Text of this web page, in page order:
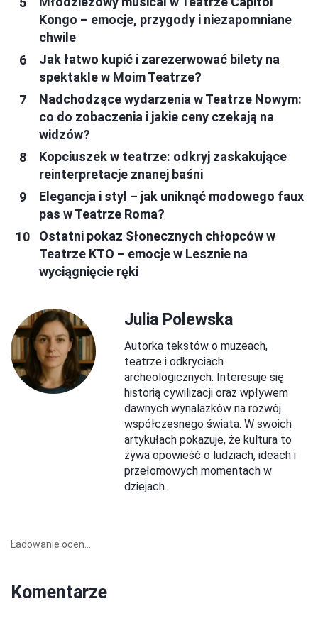
Kongo – emocje, przygody i niezapomniane
chwile
Jak łatwo kupić i zarezerwować bilety na
spektakle w Moim Teatrze?
Nadchodzące wydarzenia w Teatrze Nowym:
co do zobaczenia i jakie ceny czekają na
widzów?
Kopciuszek w teatrze: odkryj zaskakujące
reinterpretacje znanej baśni
Elegancja i styl – jak uniknąć modowego faux
pas w Teatrze Roma?
Ostatni pokaz Słonecznych chłopców w
Teatrze KTO – emocje w Lesznie na
wyciągnięcie ręki
Julia Polewska
Autorka tekstów o muzeach,
teatrze i odkryciach
archeologicznych. Interesuje się
historią cywilizacji oraz wpływem
dawnych wynalazków na rozwój
współczesnego świata. W swoich
artykułach pokazuje, że kultura to
żywa opowieść o ludziach, ideach i
przełomowych momentach w
dziejach.
Ładowanie ocen...
Komentarze